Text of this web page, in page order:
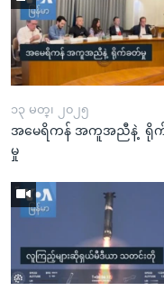
၁၃ မတ္၊ ၂၀၂၅
အမေရိကန် အကူအညီနဲ့ ရို
မှု